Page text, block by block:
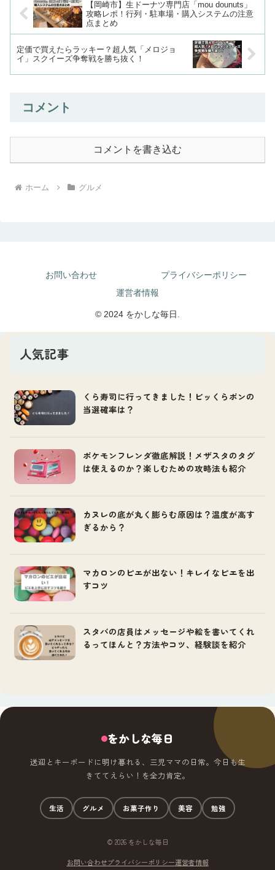
【岡崎市】生ドーナツ専門店「mou dounuts」
攻略レポ！行列・駐車場・購入システムの注意
点まとめ
定価で買えたらラッキー？超人気「メロジョ
イ」スクイーズ争奪戦を勝ち抜く！
コメント
コメントを書き込む
ホーム グルメ
お問い合わせ
プライバシーポリシー
運営者情報
© 2024 をかしな毎日.
人気記事
くら寿司に行ってきました！ビッくらポンの
当選確率は？
ポケモンフレンダ徹底解説！メザスタのタグ
は使えるのか？楽しむための攻略法も紹介
カヌレの底が丸く膨らむ原因は？温度が高す
ぎるから？
マカロンのピエが出ない！キレイなピエを出
すコツ
スタバの店員はメッセージや絵を書いてくれ
るってほんと？方法やコツ、経験談を紹介
をかしな毎日
送迎とキーボードに明け暮れる、三児ママの日常。今日も生
きててえらい！を全力肯定。
生活 グルメ お菓子作り 美容 勉強
© 2026 をかしな毎日
お問い合わせプライバシーポリシー運営者情報